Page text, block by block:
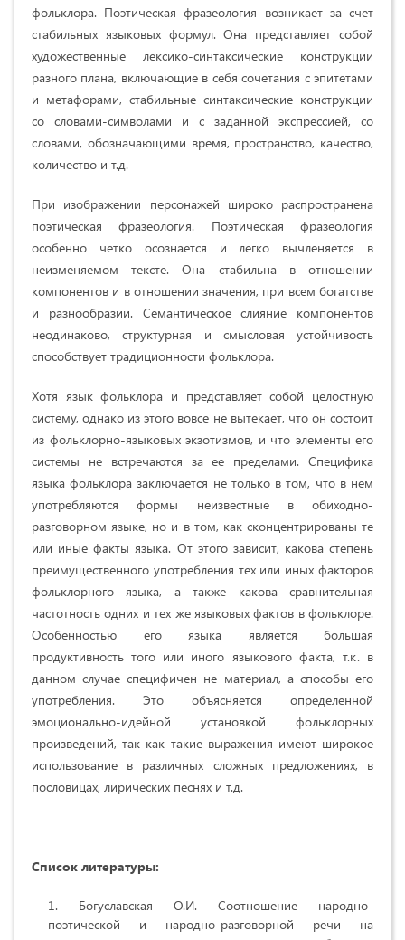
фольклора. Поэтическая фразеология возникает за счет
стабильных языковых формул. Она представляет собой
художественные лексико-синтаксические конструкции
разного плана, включающие в себя сочетания с эпитетами
и метафорами, стабильные синтаксические конструкции
со словами-символами и с заданной экспрессией, со
словами, обозначающими время, пространство, качество,
количество и т.д.
При изображении персонажей широко распространена
поэтическая фразеология. Поэтическая фразеология
особенно четко осознается и легко вычленяется в
неизменяемом тексте. Она стабильна в отношении
компонентов и в отношении значения, при всем богатстве
и разнообразии. Семантическое слияние компонентов
неодинаково, структурная и смысловая устойчивость
способствует традиционности фольклора.
Хотя язык фольклора и представляет собой целостную
систему, однако из этого вовсе не вытекает, что он состоит
из фольклорно-языковых экзотизмов, и что элементы его
системы не встречаются за ее пределами. Специфика
языка фольклора заключается не только в том, что в нем
употребляются формы неизвестные в обиходно-
разговорном языке, но и в том, как сконцентрированы те
или иные факты языка. От этого зависит, какова степень
преимущественного употребления тех или иных факторов
фольклорного языка, а также какова сравнительная
частотность одних и тех же языковых фактов в фольклоре.
Особенностью его языка является большая
продуктивность того или иного языкового факта, т.к. в
данном случае специфичен не материал, а способы его
употребления. Это объясняется определенной
эмоционально-идейной установкой фольклорных
произведений, так как такие выражения имеют широкое
использование в различных сложных предложениях, в
пословицах, лирических песнях и т.д.
Список литературы:
Богуславская О.И. Соотношение народно-
поэтической и народно-разговорной речи на